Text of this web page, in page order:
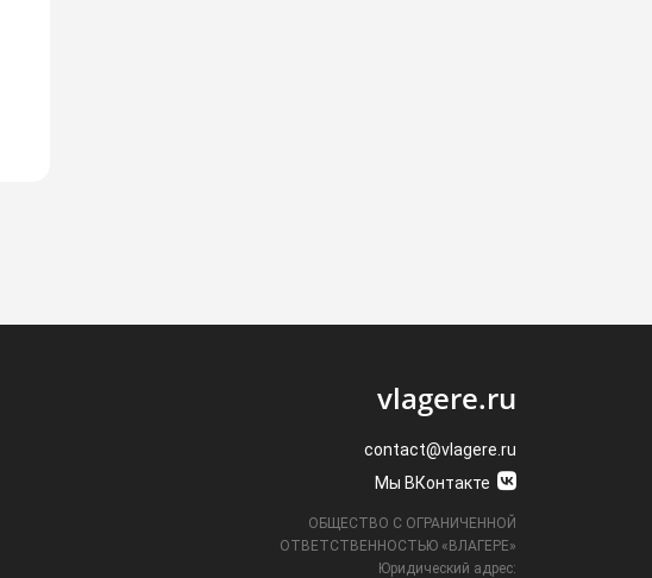
vlagere.ru
contact@vlagere.ru
Мы ВКонтакте
ОБЩЕСТВО С ОГРАНИЧЕННОЙ
ОТВЕТСТВЕННОСТЬЮ «ВЛАГЕРЕ»
Юридический адрес: